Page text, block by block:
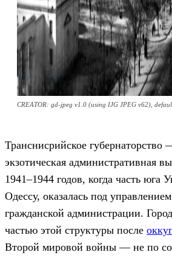
CREATOR: gd-jpeg v1.0 (using IJG JPEG v62),
Транснисрийское губернаторство
экзотическая административная
1941–1944 годов, когда часть юга
Одессу, оказалась под
гражданской администрации.
частью этой структуры после
Второй мировой войны — не по